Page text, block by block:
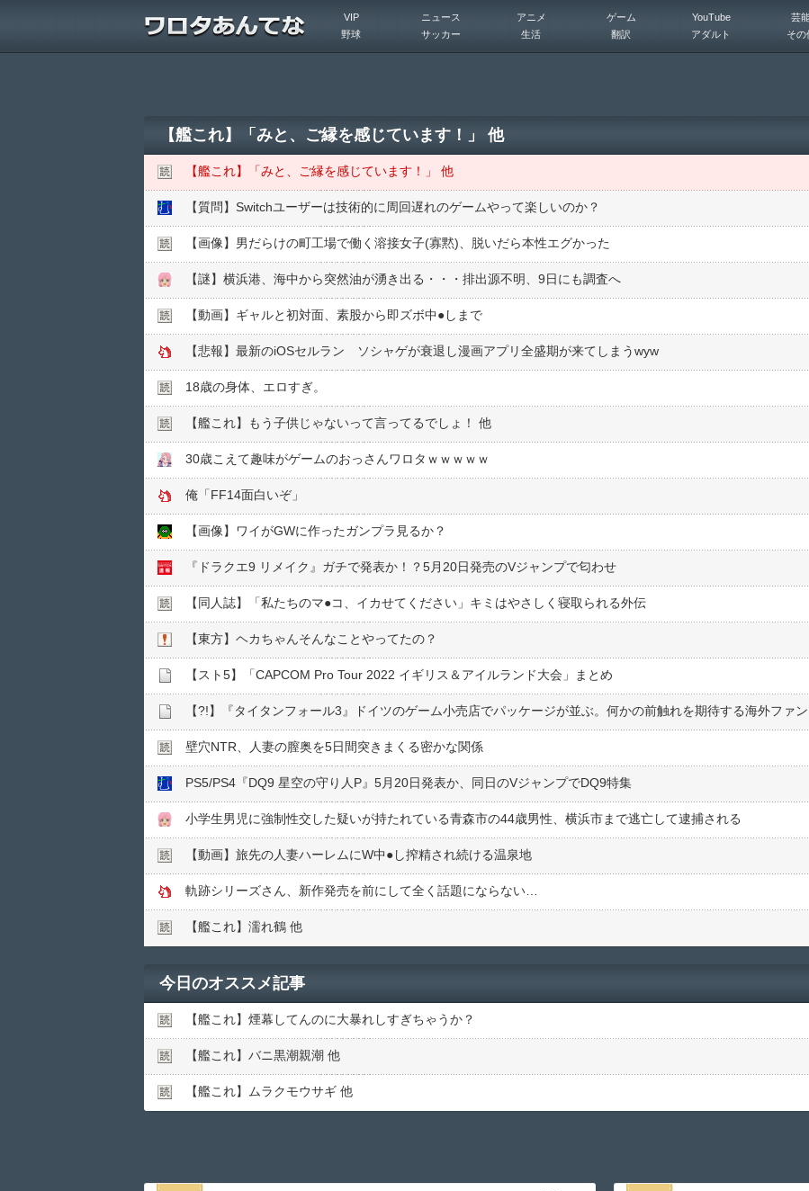
VIP ニュース アニメ ゲーム YouTube 芸
野球
サッカー 生活 翻訳 アダルト その
【艦これ】「みと、ご縁を感じています！」 他
【艦これ】「みと、ご縁を感じています！」 他
【質問】Switchユーザーは技術的に周回遅れのゲームやって楽しいのか？
【画像】男だらけの町工場で働く溶接女子(寡黙)、脱いだら本性エグかった
【謎】横浜港、海中から突然油が湧き出る・・・排出源不明、9日にも調査へ
【動画】ギャルと初対面、素股から即ズボ中●︎しまで
【悲報】最新のiOSセルラン ソシャゲが衰退し漫画アプリ全盛期が来てしまうwyw
18歳の身体、エロすぎ。
【艦これ】もう子供じゃないって言ってるでしょ！ 他
30歳こえて趣味がゲームのおっさんワロタｗｗｗｗｗ
俺「FF14面白いぞ」
【画像】ワイがGWに作ったガンプラ見るか？
『ドラクエ9 リメイク』ガチで発表か！？5月20日発売のVジャンプで匂わせ
【同人誌】「私たちのマ●︎コ、イカせてください」キミはやさしく寝取られる外伝
【東方】ヘカちゃんそんなことやってたの？
【スト5】「CAPCOM Pro Tour 2022 イギリス＆アイルランド大会」まとめ
【?!】『タイタンフォール3』ドイツのゲーム小売店でパッケージが並ぶ。何かの前触れを期待する海外ファン
壁穴NTR、人妻の膣奥を5日間突きまくる密かな関係
PS5/PS4『DQ9 星空の守り人P』5月20日発表か、同日のVジャンプでDQ9特集
小学生男児に強制性交した疑いが持たれている青森市の44歳男性、横浜市まで逃亡して逮捕される
【動画】旅先の人妻ハーレムにW中●︎し搾精され続ける温泉地
軌跡シリーズさん、新作発売を前にして全く話題にならない…
【艦これ】濡れ鶴 他
今日のオススメ記事
【艦これ】煙幕してんのに大暴れしすぎちゃうか？
【艦これ】バニ黒潮親潮 他
【艦これ】ムラクモウサギ 他